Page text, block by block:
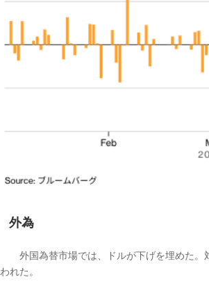
外為
外国為替市場では、ドルが下げを埋めた。
われた。